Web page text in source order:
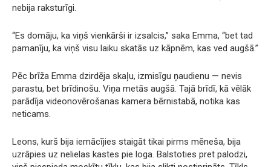
nebija raksturīgi.
“Es domāju, ka viņš vienkārši ir izsalcis,” saka Emma, “bet tad
pamanīju, ka viņš visu laiku skatās uz kāpnēm, kas ved augšā.”
Pēc brīža Emma dzirdēja skaļu, izmisīgu ņaudienu — nevis
parastu, bet brīdinošu. Viņa metās augšā. Tajā brīdī, kā vēlāk
parādīja videonovērošanas kamera bērnistabā, notika kas
neticams.
Leons, kurš bija iemācījies staigāt tikai pirms mēneša, bija
uzrāpies uz nelielas kastes pie loga. Balstoties pret palodzi,